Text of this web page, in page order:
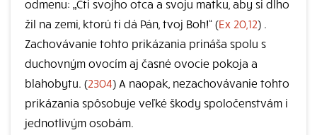
odmenu: „Cti svojho otca a svoju matku, aby si dlho
žil na zemi, ktorú ti dá Pán, tvoj Boh!“ (Ex 20,12) .
Zachovávanie tohto prikázania prináša spolu s
duchovným ovocím aj časné ovocie pokoja a
blahobytu. (2304) A naopak, nezachovávanie tohto
prikázania spôsobuje veľké škody spoločenstvám i
jednotlivým osobám.